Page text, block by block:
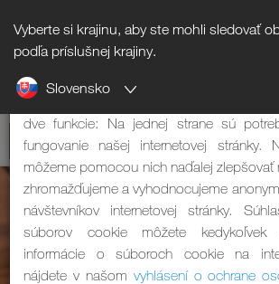
Vyberte si krajinu, aby ste mohli sledovať
podľa príslušnej krajiny.
Slovensko
Informácie o súboroch cookie
Naša internetová stránka používa súbory
dve funkcie: Na jednej strane sú
fungovanie našej internetovej stránky.
môžeme pomocou nich naďalej zlepšovať
zhromažďujeme a vyhodnocujeme
návštevníkov internetovej stránky.
súborov cookie môžete kedykoľvek
informácie o súboroch cookie na
nájdete v našom vyhlásení o ochrane